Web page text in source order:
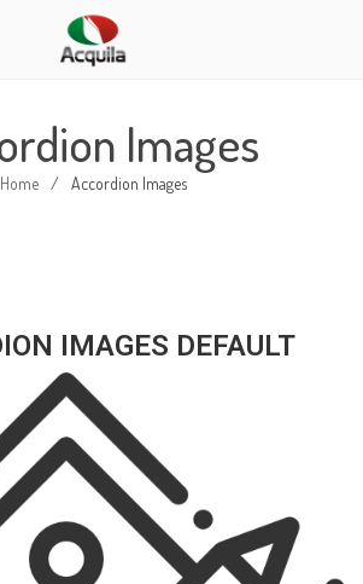
Images
Home / Accordion Images
IMAGES DEFAULT